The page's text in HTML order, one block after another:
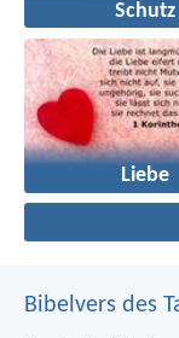
Schutz
Liebe
Bibelvers des